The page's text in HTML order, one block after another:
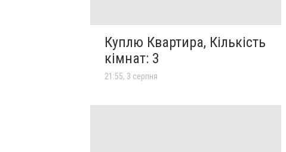
Куплю Квартира, Кількість
кімнат: 3
21:55, 3 серпня